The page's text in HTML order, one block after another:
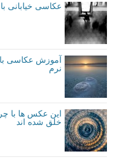
عکاسی خیابانی
آموزش عکاسی
نرم
این عکس ها با
خلق شده اند